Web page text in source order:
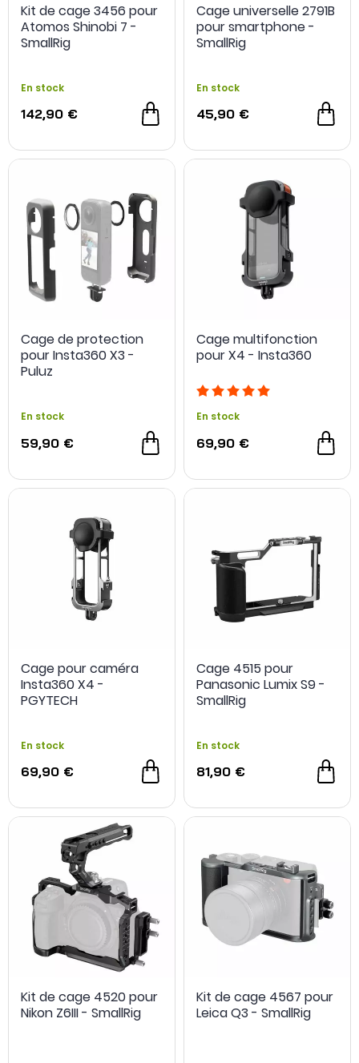
Kit de cage 3456 pour
Atomos Shinobi 7 -
SmallRig
En stock
142,90 €
Cage universelle 2791B
pour smartphone -
SmallRig
En stock
45,90 €
Cage de protection
pour Insta360 X3 -
Puluz
En stock
59,90 €
Cage multifonction
pour X4 - Insta360
En stock
69,90 €
Cage pour caméra
Insta360 X4 -
PGYTECH
En stock
69,90 €
Cage 4515 pour
Panasonic Lumix S9 -
SmallRig
En stock
81,90 €
Kit de cage 4520 pour
Nikon Z6III - SmallRig
Kit de cage 4567 pour
Leica Q3 - SmallRig